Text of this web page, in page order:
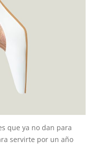
que ya no dan para
servirte por un año